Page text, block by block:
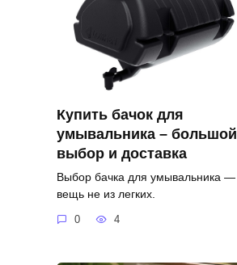
Купить бачок для
умывальника – большой
выбор и доставка
Выбор бачка для умывальника —
вещь не из легких.
0 4